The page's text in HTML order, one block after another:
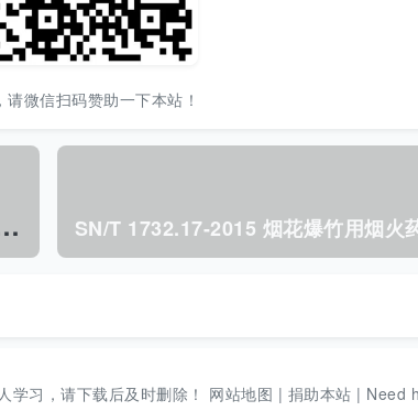
微信扫码赞助一下本站！
药剂 第8部分:钠含量的测定.pdf
学习，请下载后及时删除！ 网站地图 | 捐助本站 | Need